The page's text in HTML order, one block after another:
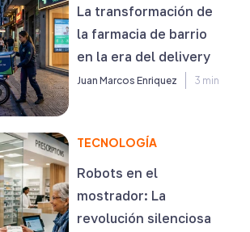
La transformación de
la farmacia de barrio
en la era del delivery
Juan Marcos Enriquez 3 min
TECNOLOGÍA
Robots en el
mostrador: La
revolución silenciosa